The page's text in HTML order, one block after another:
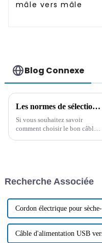
mâle vers mâle
Blog Connexe
Les normes de sélection du câble allume-cigare de voiture et ses précautions d'utilisation
Si vous souhaitez savoir
comment choisir le bon câble
Unis.
Recherche Associée
Cordon électrique pour
Câble d'alimentation USB